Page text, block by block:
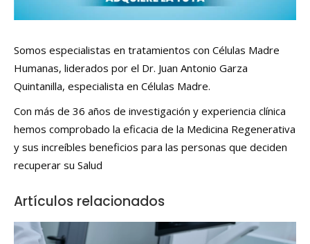
Somos especialistas en tratamientos con Células Madre
Humanas, liderados por el Dr. Juan Antonio Garza
Quintanilla, especialista en Células Madre.
Con más de 36 años de investigación y experiencia clínica
hemos comprobado la eficacia de la Medicina Regenerativa
y sus increíbles beneficios para las personas que deciden
recuperar su Salud
Artículos relacionados